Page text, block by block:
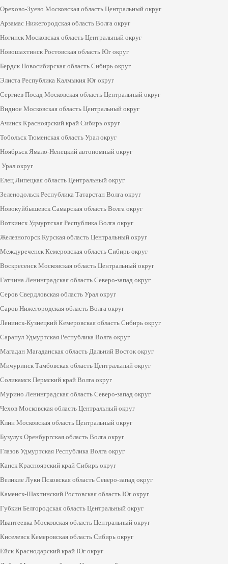
Орехово-Зуево Московская область Центральный округ
Арзамас Нижегородская область Волга округ
Ногинск Московская область Центральный округ
Новошахтинск Ростовская область Юг округ
Бердск Новосибирская область Сибирь округ
Элиста Республика Калмыкия Юг округ
Сергиев Посад Московская область Центральный округ
Видное Московская область Центральный округ
Ачинск Красноярский край Сибирь округ
Тобольск Тюменская область Урал округ
Ноябрьск Ямало-Ненецкий автономный округ
Урал округ
Елец Липецкая область Центральный округ
Зеленодольск Республика Татарстан Волга округ
Новокуйбышевск Самарская область Волга округ
Воткинск Удмуртская Республика Волга округ
Железногорск Курская область Центральный округ
Междуреченск Кемеровская область Сибирь округ
Воскресенск Московская область Центральный округ
Гатчина Ленинградская область Северо-запад округ
Серов Свердловская область Урал округ
Саров Нижегородская область Волга округ
Ленинск-Кузнецкий Кемеровская область Сибирь округ
Сарапул Удмуртская Республика Волга округ
Магадан Магаданская область Дальний Восток округ
Мичуринск Тамбовская область Центральный округ
Соликамск Пермский край Волга округ
Мурино Ленинградская область Северо-запад округ
Чехов Московская область Центральный округ
Клин Московская область Центральный округ
Бузулук Оренбургская область Волга округ
Глазов Удмуртская Республика Волга округ
Канск Красноярский край Сибирь округ
Великие Луки Псковская область Северо-запад округ
Каменск-Шахтинский Ростовская область Юг округ
Губкин Белгородская область Центральный округ
Ивантеевка Московская область Центральный округ
Киселевск Кемеровская область Сибирь округ
Ейск Краснодарский край Юг округ